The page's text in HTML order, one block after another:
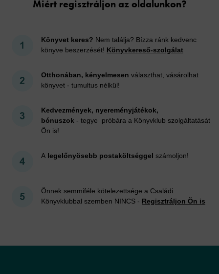
Miért regisztráljon az oldalunkon?
Könyvet keres? Nem találja? Bízza ránk kedvenc
könyve beszerzését! Könyvkereső-szolgálat
Otthonában, kényelmesen választhat, vásárolhat
könyvet - tumultus nélkül!
Kedvezmények, nyereményjátékok,
bónuszok - tegye próbára a Könyvklub szolgáltatását
Ön is!
A legelőnyösebb postaköltséggel számoljon!
Önnek semmiféle kötelezettsége a Családi
Könyvklubbal szemben NINCS - Regisztráljon Ön is